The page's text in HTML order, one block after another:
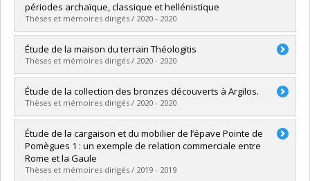
Grade :Ph. D.
Lien vers le document dans Papyrus
périodes archaïque, classique et hellénistique
Thèses et mémoires dirigés / 2020 - 2020
Graduate :Ouellet, Keven
Cycle : Doctoral
Grade :Ph. D.
Lien vers le document dans Papyrus
Étude de la maison du terrain Théologitis
Thèses et mémoires dirigés / 2020 - 2020
Graduate :Perreault, Alexandra
Cycle : Master's
Grade :M.A.
Lien vers le document dans Papyrus
Étude de la collection des bronzes découverts à Argilos.
Thèses et mémoires dirigés / 2020 - 2020
Graduate :Lefebvre, Justine
Cycle :Master's
Grade :M.A.
Lien vers le document dans Papyrus
Étude de la cargaison et du mobilier de l’épave Pointe de
Pomègues 1 : un exemple de relation commerciale entre
Rome et la Gaule
Thèses et mémoires dirigés / 2019 - 2019